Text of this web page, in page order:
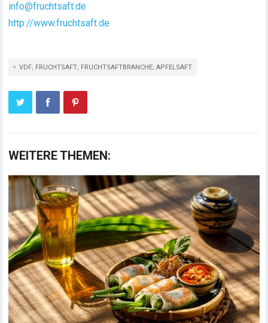
info@fruchtsaft.de
http://www.fruchtsaft.de
VDF; FRUCHTSAFT; FRUCHTSAFTBRANCHE; APFELSAFT
WEITERE THEMEN: